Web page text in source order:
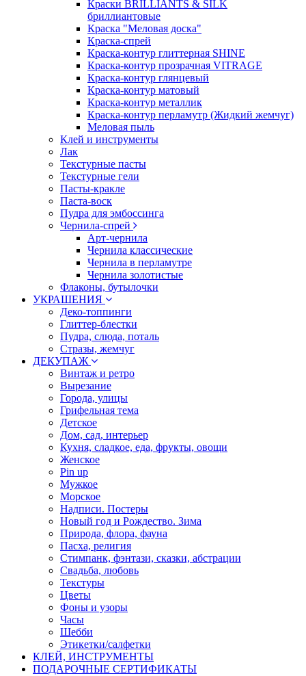
Краски BRILLIANTS & SILK
бриллиантовые
Краска "Меловая доска"
Краска-спрей
Краска-контур глиттерная SHINE
Краска-контур прозрачная VITRAGE
Краска-контур глянцевый
Краска-контур матовый
Краска-контур металлик
Краска-контур перламутр (Жидкий жемчуг)
Меловая пыль
Клей и инструменты
Лак
Текстурные пасты
Текстурные гели
Пасты-кракле
Паста-воск
Пудра для эмбоссинга
Чернила-спрей
Арт-чернила
Чернила классические
Чернила в перламутре
Чернила золотистые
Флаконы, бутылочки
УКРАШЕНИЯ
Деко-топпинги
Глиттер-блестки
Пудра, слюда, поталь
Стразы, жемчуг
ДЕКУПАЖ
Винтаж и ретро
Вырезание
Города, улицы
Грифельная тема
Детское
Дом, сад, интерьер
Кухня, сладкое, еда, фрукты, овощи
Женское
Pin up
Мужкое
Морское
Надписи. Постеры
Новый год и Рождество. Зима
Природа, флора, фауна
Пасха, религия
Стимпанк, фэнтази, сказки, абстрации
Свадьба, любовь
Текстуры
Цветы
Фоны и узоры
Часы
Шебби
Этикетки/салфетки
КЛЕЙ, ИНСТРУМЕНТЫ
ПОДАРОЧНЫЕ СЕРТИФИКАТЫ